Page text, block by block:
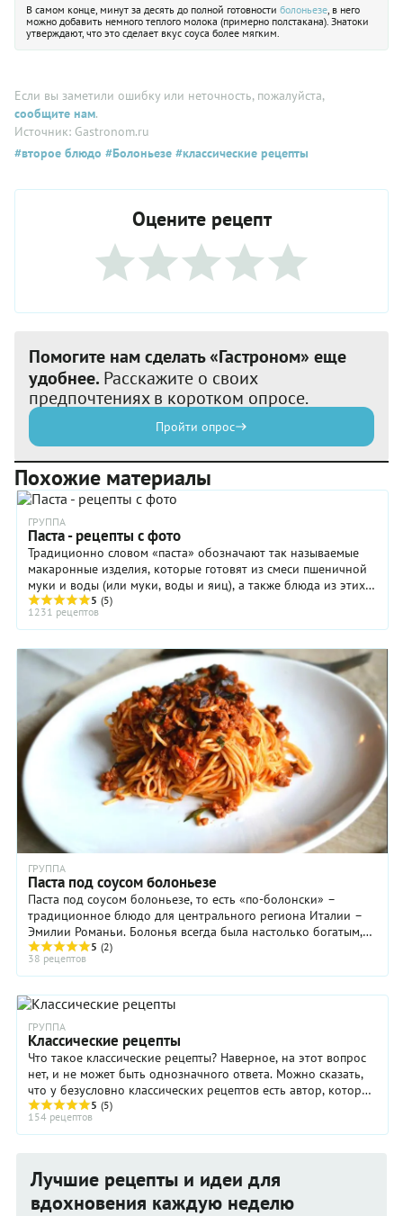
В самом конце, минут за десять до полной готовности болоньезе , в него
можно добавить немного теплого молока (примерно полстакана). Знатоки
утверждают, что это сделает вкус соуса более мягким.
Если вы заметили ошибку или неточность, пожалуйста,
сообщите нам.
Источник: Gastronom.ru
#второе блюдо #Болоньезе #классические рецепты
Оцените рецепт
Помогите нам сделать «Гастроном» еще
удобнее. Расскажите о своих
предпочтениях в коротком опросе.
Пройти опрос
Похожие материалы
ГРУППА
Паста - рецепты с фото
Традиционно словом «паста» обозначают так называемые
макаронные изделия, которые готовят из смеси пшеничной
муки и воды (или муки, воды и яиц), а также блюда из этих
изделий.
5 (5)
1231 рецептов
ГРУППА
Паста под соусом болоньезе
Паста под соусом болоньезе, то есть «по-болонски» –
традиционное блюдо для центрального региона Италии –
Эмилии Романьи. Болонья всегда была настолько богатым,
процветающим городом, что ее жители ...
5 (2)
38 рецептов
ГРУППА
Классические рецепты
Что такое классические рецепты? Наверное, на этот вопрос
нет, и не может быть однозначного ответа. Можно сказать,
что у безусловно классических рецептов есть автор, который
зафиксировал их ...
5 (5)
154 рецептов
Лучшие рецепты и идеи для
вдохновения каждую неделю